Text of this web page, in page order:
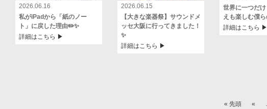
世界に一つだ
えも楽しむ僕
詳細はこちら ▶︎
2026.06.16
私がiPadから「紙のノー
ト」に戻した理由✏️✨
詳細はこちら ▶︎
2026.06.15
【大きな楽器祭】サウンドメ
ッセ大阪に行ってきました！
✨
詳細はこちら ▶︎
« 先頭 «